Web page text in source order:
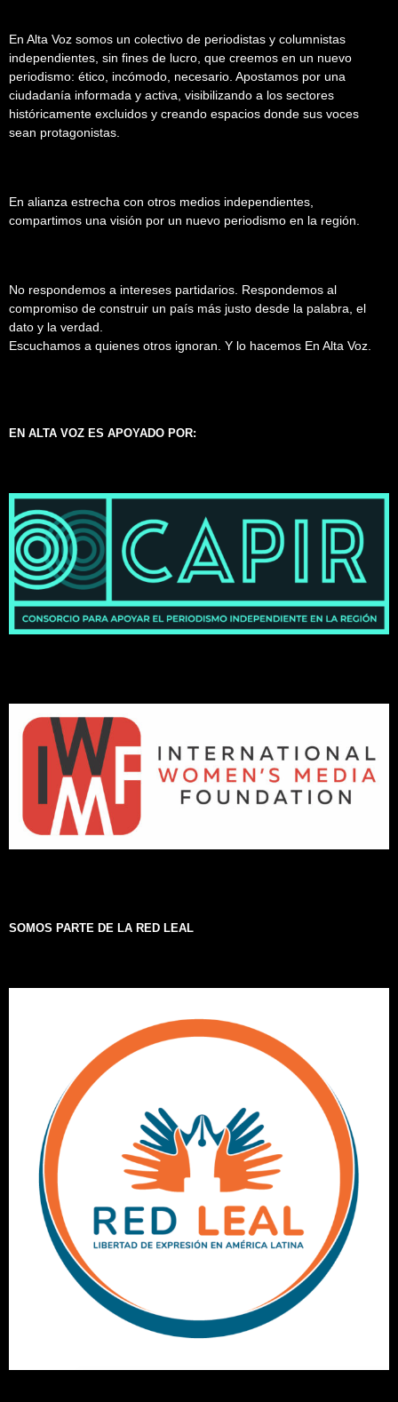
En Alta Voz somos un colectivo de periodistas y columnistas
independientes, sin fines de lucro, que creemos en un nuevo
periodismo: ético, incómodo, necesario. Apostamos por una
ciudadanía informada y activa, visibilizando a los sectores
históricamente excluidos y creando espacios donde sus voces
sean protagonistas.
En alianza estrecha con otros medios independientes,
compartimos una visión por un nuevo periodismo en la región.
No respondemos a intereses partidarios. Respondemos al
compromiso de construir un país más justo desde la palabra, el
dato y la verdad.
Escuchamos a quienes otros ignoran. Y lo hacemos En Alta Voz.
EN ALTA VOZ ES APOYADO POR:
SOMOS PARTE DE LA RED LEAL